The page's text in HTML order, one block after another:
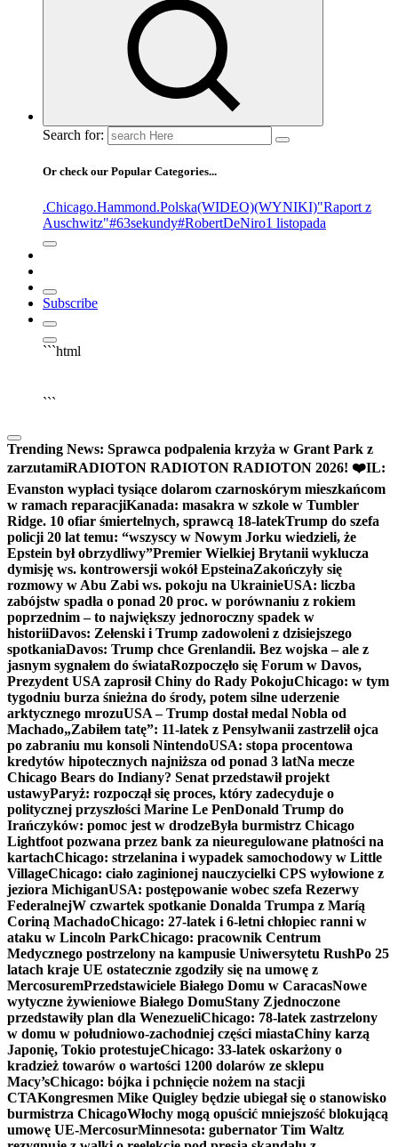
Search for:
Or check our Popular Categories...
.Chicago.Hammond.Polska(WIDEO)(WYNIKI)"Raport z
Auschwitz"#63sekundy#RobertDeNiro1 listopada
Subscribe
```html
```
Trending News: Sprawca podpalenia krzyża w Grant Park z
zarzutamiRADIOTON RADIOTON RADIOTON 2026! ❤️IL:
Evanston wypłaci tysiące dolarom czarnoskórym mieszkańcom
w ramach reparacjiKanada: masakra w szkole w Tumbler
Ridge. 10 ofiar śmiertelnych, sprawcą 18-latekTrump do szefa
policji 20 lat temu: “wszyscy w Nowym Jorku wiedzieli, że
Epstein był obrzydliwy”Premier Wielkiej Brytanii wyklucza
dymisję ws. kontrowersji wokół EpsteinaZakończyły się
rozmowy w Abu Zabi ws. pokoju na UkrainieUSA: liczba
zabójstw spadła o ponad 20 proc. w porównaniu z rokiem
poprzednim – to największy jednoroczny spadek w
historiiDavos: Zełenski i Trump zadowoleni z dzisiejszego
spotkaniaDavos: Trump chce Grenlandii. Bez wojska – ale z
jasnym sygnałem do świataRozpoczęło się Forum w Davos,
Prezydent USA zaprosił Chiny do Rady PokojuChicago: w tym
tygodniu burza śnieżna do środy, potem silne uderzenie
arktycznego mrozuUSA – Trump dostał medal Nobla od
Machado„Zabiłem tatę”: 11-latek z Pensylwanii zastrzelił ojca
po zabraniu mu konsoli NintendoUSA: stopa procentowa
kredytów hipotecznych najniższa od ponad 3 latNa mecze
Chicago Bears do Indiany? Senat przedstawił projekt
ustawyParyż: rozpoczął się proces, który zadecyduje o
politycznej przyszłości Marine Le PenDonald Trump do
Irańczyków: pomoc jest w drodzeByła burmistrz Chicago
Lightfoot pozwana przez bank za nieuregulowane płatności na
kartachChicago: strzelanina i wypadek samochodowy w Little
VillageChicago: ciało zaginionej nauczycielki CPS wyłowione z
jeziora MichiganUSA: postępowanie wobec szefa Rezerwy
FederalnejW czwartek spotkanie Donalda Trumpa z Maríą
Coriną MachadoChicago: 27-latek i 6-letni chłopiec ranni w
ataku w Lincoln ParkChicago: pracownik Centrum
Medycznego postrzelony na kampusie Uniwersytetu RushPo 25
latach kraje UE ostatecznie zgodziły się na umowę z
MercosuremPrzedstawiciele Białego Domu w CaracasNowe
wytyczne żywieniowe Białego DomuStany Zjednoczone
przedstawiły plan dla WenezueliChicago: 78-latek zastrzelony
w domu w południowo-zachodniej części miastaChiny karzą
Japonię, Tokio protestujeChicago: 33-latek oskarżony o
kradzież towarów o wartości 1200 dolarów ze sklepu
Macy’sChicago: bójka i pchnięcie nożem na stacji
CTAKongresmen Mike Quigley będzie ubiegał się o stanowisko
burmistrza ChicagoWłochy mogą opuścić mniejszość blokującą
umowę UE-MercosurMinnesota: gubernator Tim Waltz